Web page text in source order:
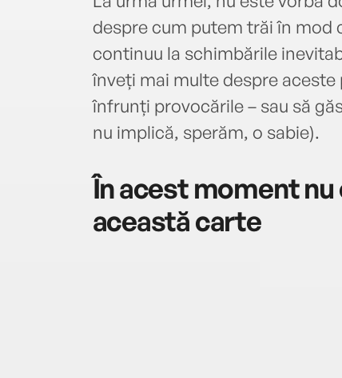
despre cum putem trăi în
continuu la schimbările
înveți mai multe despre
înfrunți provocările – sau să
nu implică, sperăm, o sabie).
În acest moment
această carte